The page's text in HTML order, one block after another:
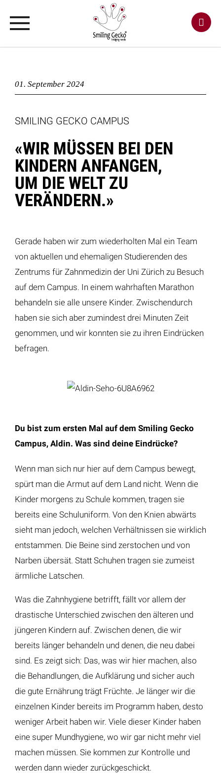
01. September 2024
SMILING GECKO CAMPUS
«WIR MÜSSEN BEI DEN
KINDERN ANFANGEN,
UM DIE WELT ZU
VERÄNDERN.»
Gerade haben wir zum wiederholten Mal ein Team
von aktuellen und ehemaligen Studierenden des
Zentrums für Zahnmedizin der Uni Zürich zu Besuch
auf dem Campus. In einem wahrhaften Marathon
behandeln sie alle unsere Kinder. Zwischendurch
haben sie sich aber zumindest drei Minuten Zeit
genommen, und wir konnten sie zu ihren Eindrücken
befragen.
Du bist zum ersten Mal auf dem Smiling Gecko
Campus, Aldin. Was sind deine Eindrücke?
Wenn man sich nur hier auf dem Campus bewegt,
spürt man die Armut auf dem Land nicht. Wenn die
Kinder morgens zu Schule kommen, tragen sie
bereits eine Schuluniform. Von den Knien abwärts
sieht man jedoch, welchen Verhältnissen sie wirklich
entstammen. Die Beine sind zerstochen und von
Narben übersät. Statt Schuhen tragen sie zumeist
ärmliche Latschen.
Was die Zahnhygiene betrifft, fällt vor allem der
drastische Unterschied zwischen den älteren und
jüngeren Kindern auf. Zwischen denen, die wir
bereits länger behandeln und denen, die neu dabei
sind. Es zeigt sich: Das, was wir hier machen, also
die Behandlungen, die Aufklärung und sicher auch
die gute Ernährung trägt Früchte. Je länger wir die
einzelnen Kinder bereits im Programm haben, desto
weniger Arbeit haben wir. Viele dieser Kinder haben
eine super Mundhygiene, wo wir gar nicht mehr viel
machen müssen. Sie kommen zur Kontrolle und
werden dann wieder zurückgeschickt.